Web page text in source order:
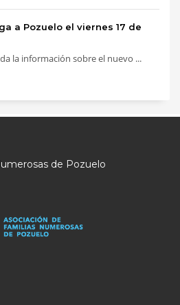
a Pozuelo el viernes 17 de
la información sobre el nuevo ...
de Pozuelo